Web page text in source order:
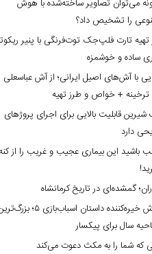
می‌توان تصاویر ساخته‌شده با هوش
را تشخیص داد؟
تارت فلپ‌جک توت‌فرنگی با پنیر
ساده و خوشمزه
با آش‌های اصیل ایرانی؛ از آش عباسعلی
+ خواص و طرز تهیه
شیرین قابلیت‌ بالایی برای اجرای پروژهای
دارد
باشید این بیماری عجیب و غریب را از
گمشده‌ای در تاریخ کرمانشاه
فروش خیره‌کننده داستان اسباب‌بازی ۵؛
سال برای پیکسار
که شما را به مکث دعوت می‌کند
مسائل منطقه محمدجعفر